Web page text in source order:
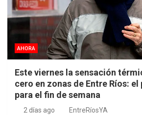
AHORA
Este viernes la sensación
cero en zonas de Entre Ríos:
para el fin de semana
2 días ago EntreRíosYA